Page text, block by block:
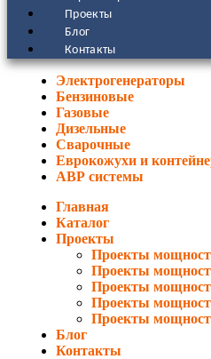
Проекты
Блог
Контакты
Электрогенераторы
Бензиновые
Газовые
Дизельные
Сварочные
Еврокожухи и
АВР системы
Главная
Каталог
Проекты
Проекты
Проекты
Проекты
Проекты
Проекты
Блог
Контакты